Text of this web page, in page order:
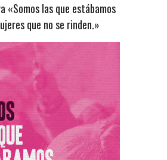
«Somos las que estábamos
que no se rinden.»